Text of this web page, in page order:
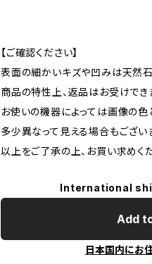
【ご確認ください】
表面の細かいキズや凹みは天然石
商品の特性上、返品はお受けでき
お使いの機器によっては画像の色
多少異なって見える場合もござい
以上をご了承の上、お買い求めくだ
International
Add
日本国内にお